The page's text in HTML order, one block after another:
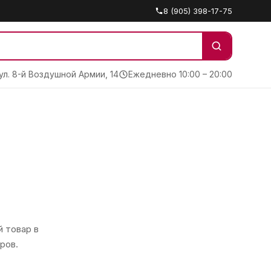
8 (905) 398-17-75
8-й Воздушной Армии, 14 Ежедневно 10:00 – 20:00
товар в